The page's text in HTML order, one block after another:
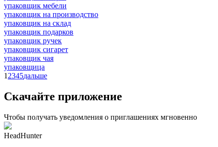
упаковщик мебели
упаковщик на производство
упаковщик на склад
упаковщик подарков
упаковщик ручек
упаковщик сигарет
упаковщик чая
упаковщица
1 2345дальше
Скачайте приложение
Чтобы получать уведомления о приглашениях мгновенно
HeadHunter